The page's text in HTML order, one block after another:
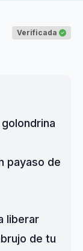
Verificada
payaso de
liberar
de tu